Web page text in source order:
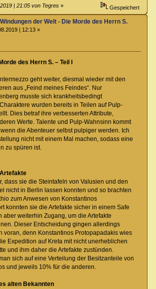
| 21:05 von Tegres » Gespeichert
der Welt - Die Morde des Herrn S.
| 12:13 »
des Herrn S. – Teil I
geht weiter, diesmal wieder mit den
aus „Feind meines Feindes“. Nur
musste sich krankheitsbedingt
wurden bereits in Teilen auf Pulp-
Dies betraf ihre verbesserten Attribute,
Werte. Talente und Pulp-Wahnsinn kommt
die Abenteuer selbst pulpiger werden. Ich
nicht mit einem Mal machen, sodass eine
zu spüren ist.
dass sie die Steintafeln von Valusien und den
nicht in Berlin lassen konnten und so brachten
zum Anwesen von Konstantinos
konnten sie die Artefakte sicher in einem Safe
aber weiterhin Zugang, um die Artefakte
Dieser Entscheidung gingen allerdings
voran, denn Konstantinos Protopapadakis wies
Expedition auf Kreta mit nicht unerheblichen
und ihm daher die Artefakte zustünden.
sich auf eine Verteilung der Besitzanteile von
und jeweils 10% für die anderen.
alten Bekannten